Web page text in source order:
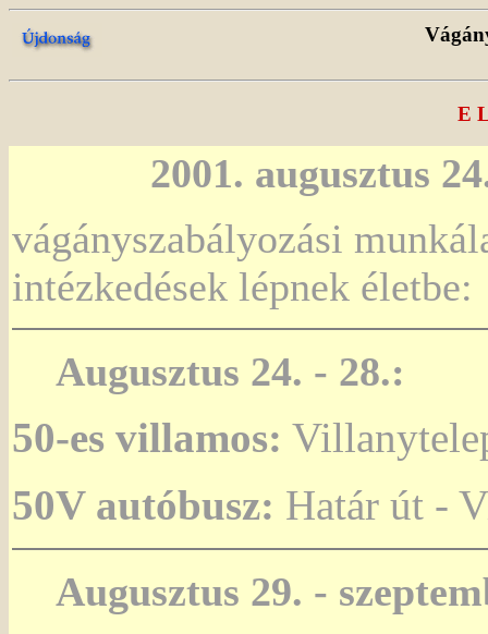
E
2001. augusztus
vágányszabályozási
intézkedések lépnek életbe:
Augusztus 24. - 28.:
50-es villamos:
50V autóbusz: Határ út -
Augusztus 29. -